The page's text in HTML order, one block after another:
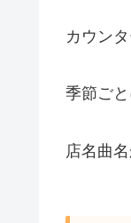
カウン
季節ご
店名曲